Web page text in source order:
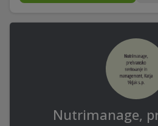
Nutrimanage,